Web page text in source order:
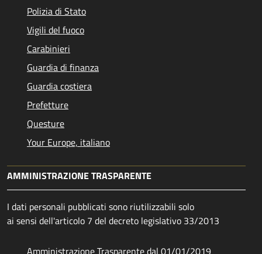
Polizia di Stato
Vigili del fuoco
Carabinieri
Guardia di finanza
Guardia costiera
Prefetture
Questure
Your Europe, italiano
AMMINISTRAZIONE TRASPARENTE
I dati personali pubblicati sono riutilizzabili solo
ai sensi dell'articolo 7 del decreto legislativo 33/2013
Amministrazione Trasparente dal 01/01/2019